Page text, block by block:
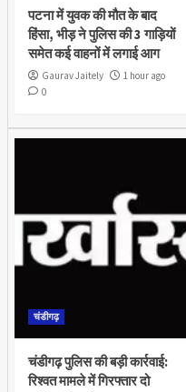
पटना में युवक की मौत के बाद
हिंसा, भीड़ ने पुलिस की 3 गाड़ियों
समेत कई वाहनों में लगाई आग
Gaurav Jaitely
1 hour ago
0
चंडीगढ़
चंडीगढ़ पुलिस की बड़ी कार्रवाई:
रिश्वत मामले में गिरफ्तार दो